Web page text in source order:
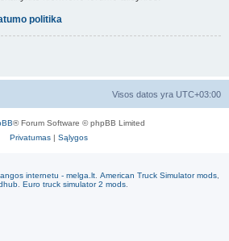
politika
Visos datos yra UTC+03:00
® Forum Software © phpBB Limited
Privatumas| Sąlygos
internetu - melga.lt. American Truck Simulator mods,
Euro truck simulator 2 mods